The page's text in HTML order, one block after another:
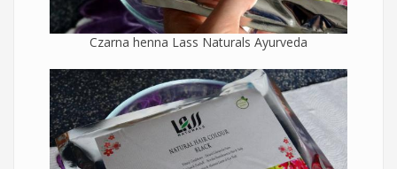
Czarna henna Lass Naturals Ayurveda